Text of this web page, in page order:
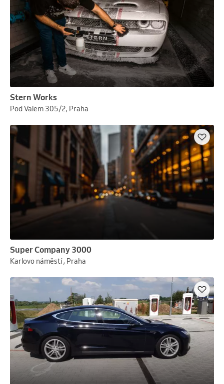
Stern Works
Pod Valem 305/2, Praha
Super Company 3000
Karlovo náměstí , Praha